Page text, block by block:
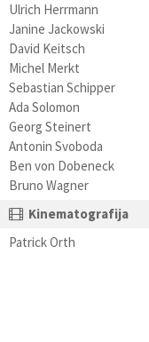
Ulrich Herrmann
Janine Jackowski
David Keitsch
Michel Merkt
Sebastian Schipper
Ada Solomon
Georg Steinert
Antonin Svoboda
Ben von Dobeneck
Bruno Wagner
Kinematografija
Patrick Orth